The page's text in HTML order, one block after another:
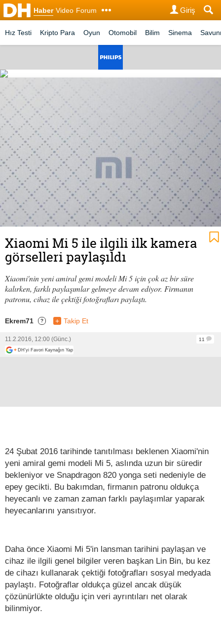
Haber Video Forum Giriş
Hız Testi Kripto Para Oyun Otomobil Bilim Sinema
Xiaomi Mi 5 ile ilgili ilk kamera
görselleri paylaşıldı
Xiaomi'nin yeni amiral gemi modeli Mi 5 için çok az bir süre
kalırken, farklı paylaşımlar gelmeye devam ediyor. Firmanın
patronu, cihaz ile çektiği fotoğrafları paylaştı.
Ekrem71 ? + Takip Et
11.2.2016, 12:00 (Günc.)
11
+ DH'yi Favori Kaynağın Yap
24 Şubat 2016 tarihinde tanıtılması beklenen Xiaomi'nin
yeni amiral gemi modeli Mi 5, aslında uzun bir süredir
bekleniyor ve Snapdragon 820 yonga seti nedeniyle de
epey gecikti. Bu bakımdan, firmanın patronu oldukça
heyecanlı ve zaman zaman farklı paylaşımlar yaparak
heyecanlarını yansıtıyor.
Daha önce Xiaomi Mi 5'in lansman tarihini paylaşan ve
cihaz ile ilgili genel bilgiler veren başkan Lin Bin, bu kez
de cihazı kullanarak çektiği fotoğrafları sosyal medyada
paylaştı. Fotoğraflar oldukça güzel ancak düşük
çözünürlükte olduğu için veri ayrıntıları net olarak
bilinmiyor.